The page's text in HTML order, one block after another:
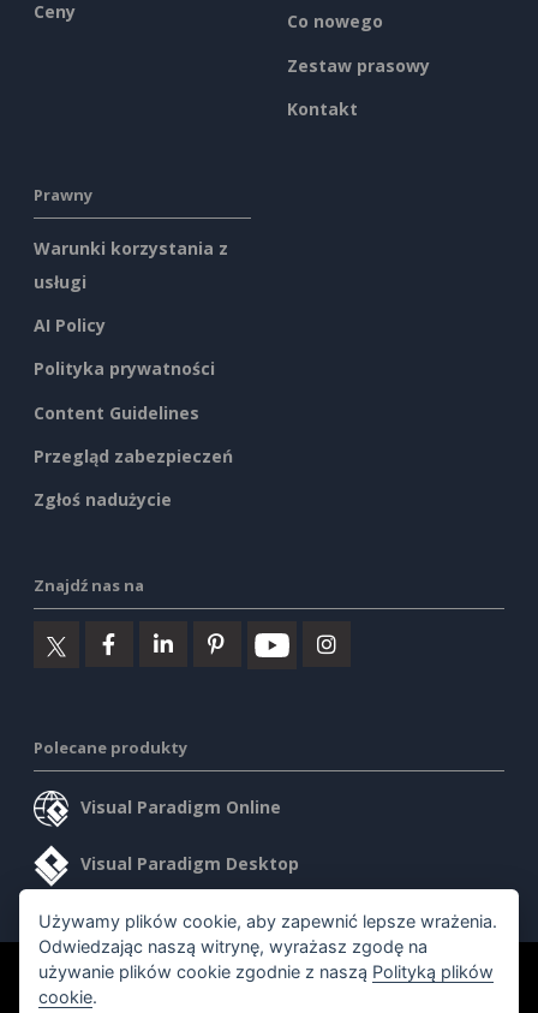
Ceny
Co nowego
Zestaw prasowy
Kontakt
Prawny
Warunki korzystania z
usługi
AI Policy
Polityka prywatności
Content Guidelines
Przegląd zabezpieczeń
Zgłoś nadużycie
Znajdź nas na
Polecane produkty
Visual Paradigm Online
Visual Paradigm Desktop
©2026 by Visual Paradigm. Wszelkie prawa zastrzeżone.
Używamy plików cookie, aby zapewnić lepsze wrażenia.
Odwiedzając naszą witrynę, wyrażasz zgodę na
używanie plików cookie zgodnie z naszą Polityką plików
cookie.